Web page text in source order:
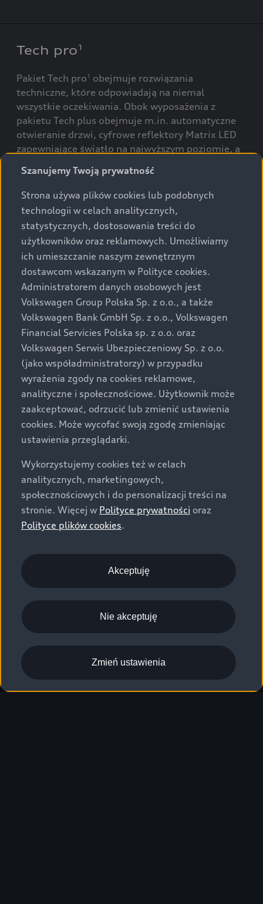
Tech pro 1
Pakiet Tech pro1
obejmuje rozwiązania
techniczne, które odpowiadają na niemal
wszystkie oczekiwania. Obok wyposażenia z
pakietu Tech plus obejmuje m.in. automatyczne
otwieranie drzwi, cyfrowe reflektory Matrix LED
zapewniające światło na najwyższym poziomie, a
Mata do bagażnika
Praktyczne akcesoria do
bagażnika
Mata do bagażnika
skutecznie chroni
podłogę przed zabrudzeniami i wilgocią.
Dzięki swojej strukturze zapobiega
przesuwaniu się bagażu podczas jazdy.
Komplet kół zimowych
Komplet kół letnich
Dywaniki podłogowe
Szanujemy Twoją prywatność
Strona używa plików cookies lub podobnych
technologii w celach analitycznych,
statystycznych, dostosowania treści do
użytkowników oraz reklamowych. Umożliwiamy
ich umieszczanie naszym zewnętrznym
dostawcom wskazanym w Polityce cookies.
Administratorem danych osobowych jest
Volkswagen Group Polska Sp. z o.o., a także
Volkswagen Bank GmbH Sp. z o.o., Volkswagen
Financial Servicies Polska sp. z o.o. oraz
Volkswagen Serwis Ubezpieczeniowy Sp. z o.o.
(jako współadministratorzy) w przypadku
wyrażenia zgody na cookies reklamowe,
analityczne i społecznościowe. Użytkownik może
zaakceptować, odrzucić lub zmienić ustawienia
cookies. Może wycofać swoją zgodę zmieniając
ustawienia przeglądarki.
Wykorzystujemy cookies też w celach
analitycznych, marketingowych,
społecznościowych i do personalizacji treści na
stronie. Więcej w Polityce prywatności oraz
Polityce plików cookies.
Akceptuję
Nie akceptuję
Zmień ustawienia